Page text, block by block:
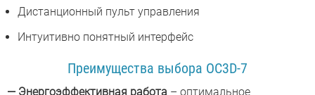
Дистанционный пульт управления
Интуитивно понятный интерфейс
Преимущества выбора OC3D-7
— Энергоэффективная работа – оптимальное